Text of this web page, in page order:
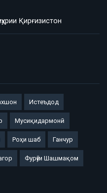
Қирғизистон
Истеъдод
Мусиқидармонӣ
Роҳи шаб Ганчур
Фурӯғи Шашмақом